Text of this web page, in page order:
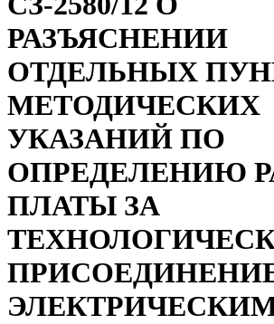
РАЗЪЯСНЕНИИ
ОТДЕЛЬНЫХ
МЕТОДИЧЕСКИХ
УКАЗАНИЙ ПО
ОПРЕДЕЛЕНИЮ
ПЛАТЫ ЗА